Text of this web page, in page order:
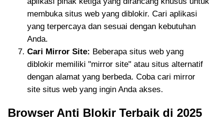
membuka situs web yang diblokir. Cari aplikasi
yang terpercaya dan sesuai dengan kebutuhan
Anda.
Cari Mirror Site: Beberapa situs web yang
diblokir memiliki "mirror site" atau situs alternatif
dengan alamat yang berbeda. Coba cari mirror
site situs web yang ingin Anda akses.
Browser Anti Blokir Terbaik di 2025